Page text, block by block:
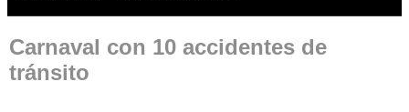
Carnaval con 10 accidentes de
tránsito